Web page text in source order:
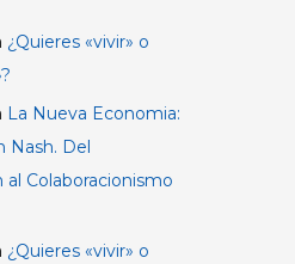
¿Quieres «vivir» o
La Nueva Economia:
Nash. Del
Colaboracionismo
¿Quieres «vivir» o